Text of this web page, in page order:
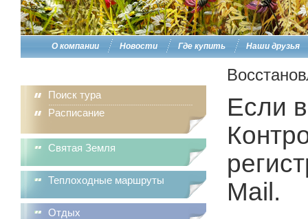
О компании Новости Где купить Наши друзья
Поиск тура
Расписание
Святая Земля
Теплоходные маршруты
Отдых
Если
Mail.